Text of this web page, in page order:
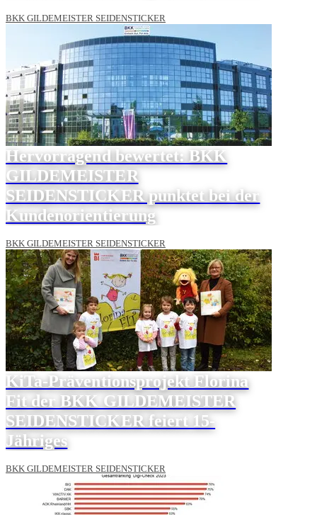
BKK GILDEMEISTER SEIDENSTICKER
Hervorragend bewertet: BKK
GILDEMEISTER
SEIDENSTICKER punktet bei der
Kundenorientierung
BKK GILDEMEISTER SEIDENSTICKER
KiTa-Präventionsprojekt Florina
Fit der BKK GILDEMEISTER
SEIDENSTICKER feiert 15-
Jähriges
BKK GILDEMEISTER SEIDENSTICKER